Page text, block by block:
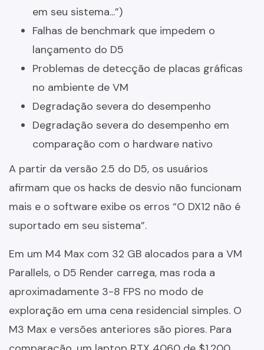
em seu sistema...”)
Falhas de benchmark que impedem o
lançamento do D5
Problemas de detecção de placas gráficas
no ambiente de VM
Degradação severa do desempenho
Degradação severa do desempenho em
comparação com o hardware nativo
A partir da versão 2.5 do D5, os usuários
afirmam que os hacks de desvio não funcionam
mais e o software exibe os erros “O DX12 não é
suportado em seu sistema”.
Em um M4 Max com 32 GB alocados para a VM
Parallels, o D5 Render carrega, mas roda a
aproximadamente 3-8 FPS no modo de
exploração em uma cena residencial simples. O
M3 Max e versões anteriores são piores. Para